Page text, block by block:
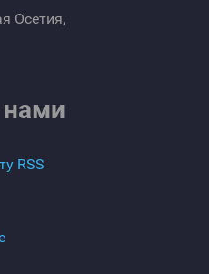
Осетия,
нами
RSS